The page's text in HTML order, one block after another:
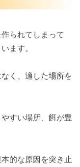
られてしまって
ます。
く、適した場所を
すい場所、餌が豊
的な原因を突き止